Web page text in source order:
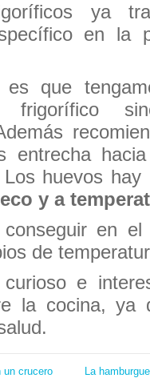
ya
en la
que
frigorífico
entrecha
huevos
y a
en el
de
e
la cocina, ya
un crucero La